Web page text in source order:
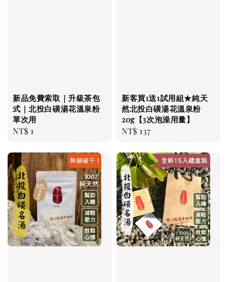
新品免費索取｜升級茶包
式｜北投白磺湯花溫泉粉
單次用
Regular
NT$ 1
新客買1送1試用組★純天
然北投白磺湯花溫泉粉
20g【3次泡澡用量】
Regular
NT$ 137